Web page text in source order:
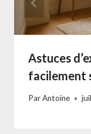
Astuces
facilement
ParAntoine